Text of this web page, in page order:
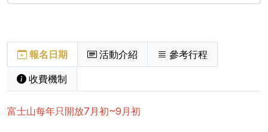
報名日期 活動介紹 參考行程
收費機制
富士山每年只開放7月初~9月初